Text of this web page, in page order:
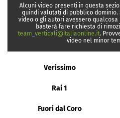
Alcuni video presenti in questa
quindi valutati di pubblico dominio.
video o gli autori avessero
basterà fare richiesta di
team_verticali@italiaonline.it.
video nel minor
Verissimo
Rai 1
Fuori dal Coro